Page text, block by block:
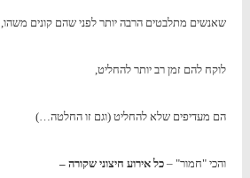
שאנשים מתלבטים הרבה יותר לפני שהם קונים משהו,
לוקח להם זמן רב יותר להחליט,
הם מעדיפים שלא להחליט (וגם זו החלטה…)
והכי "חמור" –כל אירוע חיצוני שקורה –